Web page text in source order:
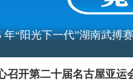
年“阳光下一代”湖南武搏
召开第二十届名古屋亚运